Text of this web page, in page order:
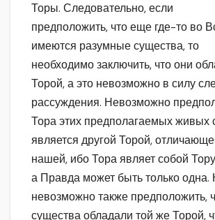
Торы. Следовательно, если
предположить, что еще где-то во
имеются разумные существа, то
необходимо заключить, что они
Торой, а это невозможно в силу
рассуждения. Невозможно
Тора этих предполагаемых живых
является другой Торой,
нашей, ибо Тора являет собой
а Правда может быть только одна.
невозможно также предположить,
существа обладали той же Торой,